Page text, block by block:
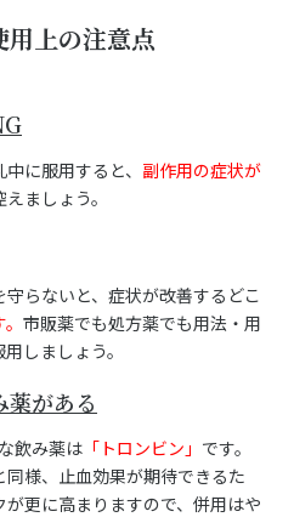
用上の注意点
に服用すると、 副作用の症状が
ましょう。
らないと、症状が改善するどこ
市販薬でも処方薬でも用法・用
しましょう。
薬がある
飲み薬は 「トロンビン」 です。
様、止血効果が期待できるた
更に高まりますので、併用はや